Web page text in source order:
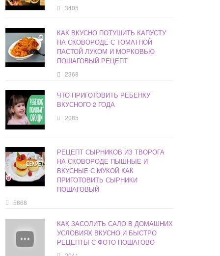
3405
КАК ВКУСНО ПОТУШИТЬ КАПУСТУ
НА СКОВОРОДЕ С ТОМАТНОЙ
ПАСТОЙ ЛУКОМ И МОРКОВЬЮ
ПОШАГОВЫЙ РЕЦЕПТ
2368
ЧТО ПРИГОТОВИТЬ РЕБЕНКУ
ВКУСНОГО 2 ГОДА
2085
РЕЦЕПТ СЫРНИКОВ ИЗ ТВОРОГА
НА СКОВОРОДЕ ПЫШНЫЕ И
ВКУСНЫЕ С МУКОЙ КАК
ПРИГОТОВИТЬ СЫРНИКИ
ПОШАГОВЫЙ
5868
КАК ЗАСОЛИТЬ САЛО В ДОМАШНИХ
УСЛОВИЯХ ВКУСНО И БЫСТРО
РЕЦЕПТЫ С ФОТО ПОШАГОВО